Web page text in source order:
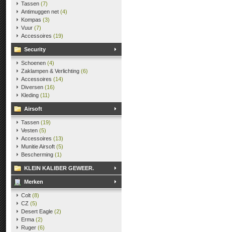
Tassen (7)
Antimuggen net (4)
Kompas (3)
Vuur (7)
Accessoires (19)
Security
Schoenen (4)
Zaklampen & Verlichting (6)
Accessoires (14)
Diversen (16)
Kleding (11)
Airsoft
Tassen (19)
Vesten (5)
Accessoires (13)
Munitie Airsoft (5)
Bescherming (1)
KLEIN KALIBER GEWEER.
Merken
Colt (8)
CZ (5)
Desert Eagle (2)
Erma (2)
Ruger (6)